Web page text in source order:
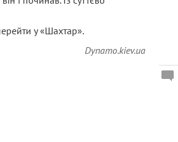
у «Шахтар».
Dynamo.kiev.ua